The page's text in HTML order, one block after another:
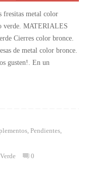
fresitas metal color
verde. MATERIALES
Cierres color bronce.
de metal color bronce.
gusten!. En un
, Pendientes,
Verde 0